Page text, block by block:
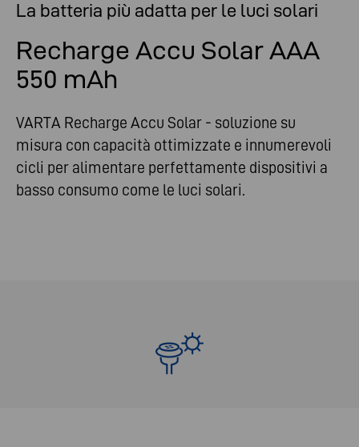
La batteria più adatta per le luci solari
Recharge Accu Solar AAA
550 mAh
VARTA Recharge Accu Solar - soluzione su
misura con capacità ottimizzate e innumerevoli
cicli per alimentare perfettamente dispositivi a
basso consumo come le luci solari.